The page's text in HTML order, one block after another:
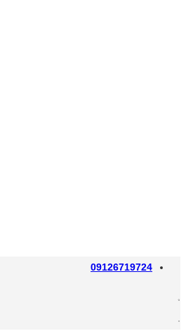
09126719724